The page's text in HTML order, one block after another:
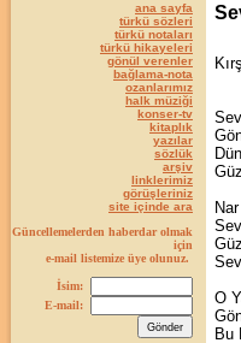
ana sayfa
türkü sözleri
türkü notaları
türkü hikayeleri
gönül verenler
bağlama-nota
ozanlarımız
halk müziği
konser-tv
kitaplık
yazılar
sözlük
arşiv
linklerimiz
görüşleriniz
site içinde ara
Güncellemelerden haberdar olmak
için
e-mail listemize üye olunuz.
İsim:
E-mail:
O
Bu